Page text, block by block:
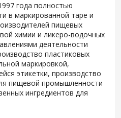
года полностью
в маркированной таре и
пищевых
химии и ликеро-водочных
деятельности
пластиковых
маркировкой,
этикетки, производство
пищевой промышленности
ингредиентов для